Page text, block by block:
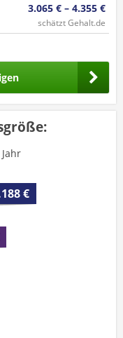
3.065 € – 4.355 €
schätzt Gehalt.de
€